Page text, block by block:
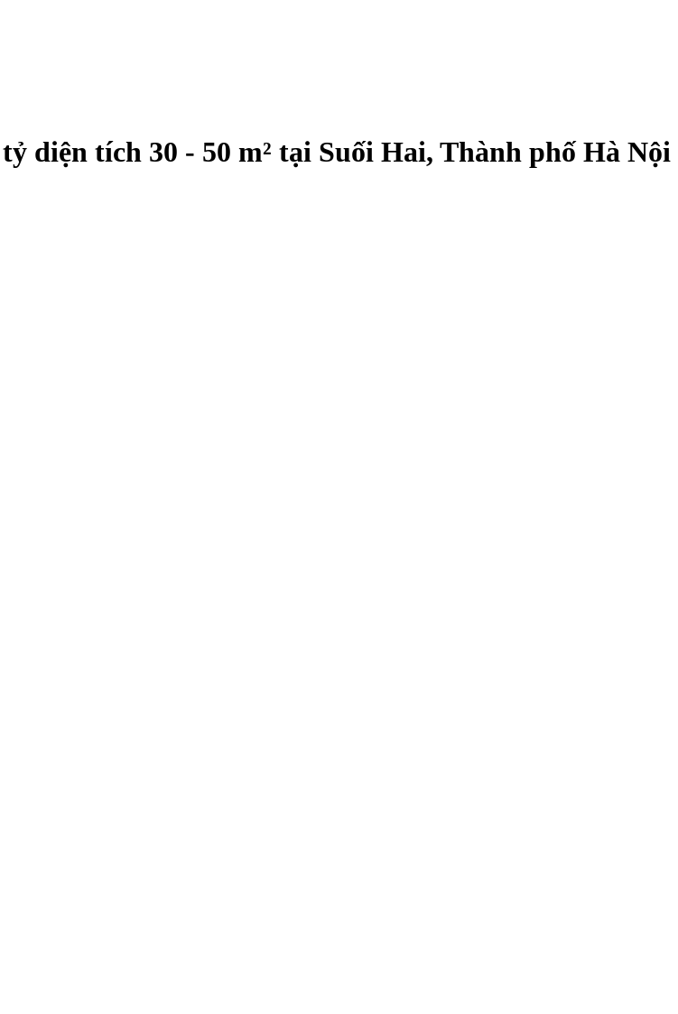
diện tích 30 - 50 m² tại Suối Hai, Thành phố Hà Nội